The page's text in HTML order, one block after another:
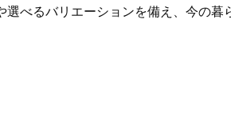
べるバリエーションを備え、今の暮